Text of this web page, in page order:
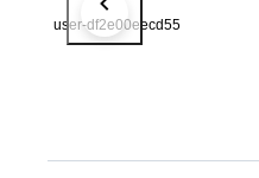
user-df2e00eecd55